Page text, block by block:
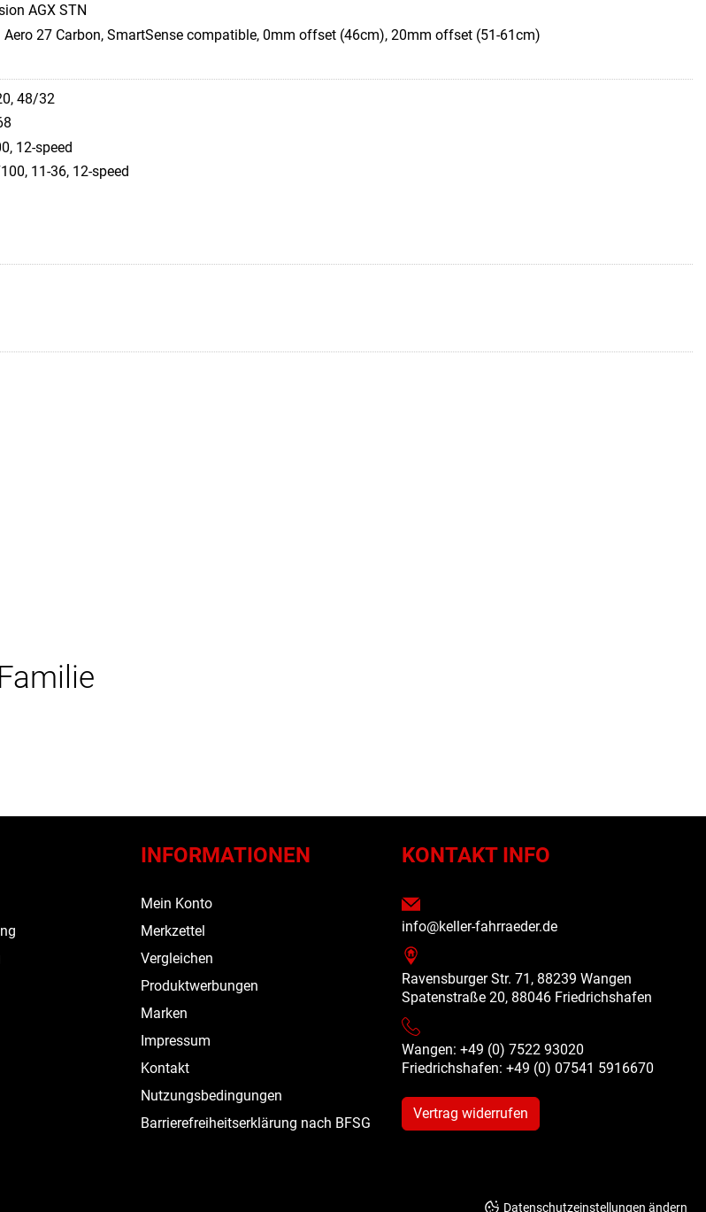
AGX STN
Aero 27 Carbon, SmartSense compatible, 0mm offset (46cm), 20mm offset (51-61cm)
48/32
12-speed
11-36, 12-speed
INFORMATIONEN
Mein Konto
Merkzettel
Vergleichen
Produktwerbungen
Marken
Impressum
Kontakt
Nutzungsbedingungen
Barrierefreiheitserklärung nach BFSG
KONTAKT INFO
info@keller-fahrraeder.de
Ravensburger Str. 71, 88239 Wangen
Spatenstraße 20, 88046 Friedrichshafen
Wangen: +49 (0) 7522 93020
Friedrichshafen: +49 (0)07541 5916670
Vertrag widerrufen
Datenschutzeinstellungen ändern